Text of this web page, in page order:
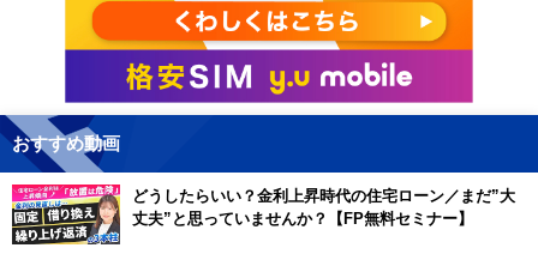
おすすめ動画
どうしたらいい？金利上昇時代の住宅ローン／まだ”大
丈夫”と思っていませんか？【FP無料セミナー】